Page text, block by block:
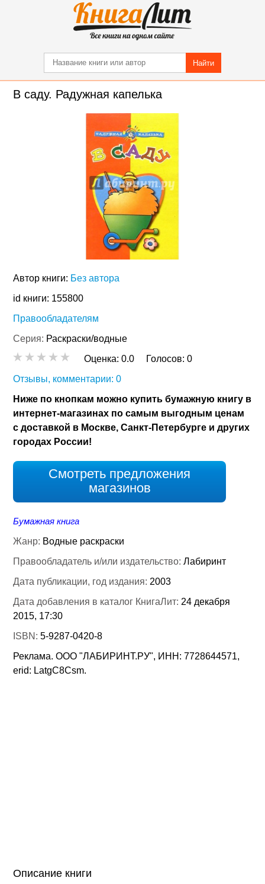
Найти
В саду. Радужная капелька
Автор книги: Без автора
id книги: 155800
Правообладателям
Серия: Раскраски/водные
Оценка:0.0 Голосов:0
Отзывы, комментарии: 0
Ниже по кнопкам можно купить бумажную книгу в
интернет-магазинах по самым выгодным ценам
с доставкой в Москве, Санкт-Петербурге и других
городах России!
Смотреть предложения
магазинов
Бумажная книга
Жанр: Водные раскраски
Правообладатель и/или издательство:Лабиринт
Дата публикации, год издания: 2003
Дата добавления в каталог КнигаЛит: 24 декабря
2015, 17:30
ISBN:5-9287-0420-8
Реклама. ООО "ЛАБИРИНТ.РУ", ИНН: 7728644571,
erid: LatgC8Csm.
Описание книги